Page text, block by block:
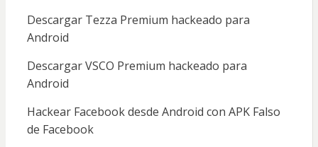
Descargar Tezza Premium hackeado para
Android
Descargar VSCO Premium hackeado para
Android
Hackear Facebook desde Android con APK Falso
de Facebook